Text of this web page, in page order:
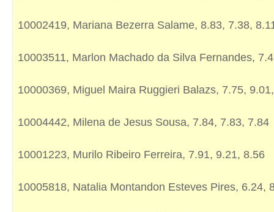
10002419, Mariana Bezerra Salame, 8.83, 7.38,
10003511, Marlon Machado da Silva Fernandes,
10000369, Miguel Maira Ruggieri Balazs, 7.75,
10004442, Milena de Jesus Sousa, 7.84, 7.83, 7.84
10001223, Murilo Ribeiro Ferreira, 7.91, 9.21, 8.56
10005818, Natalia Montandon Esteves Pires, 6.24,